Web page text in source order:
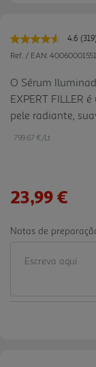
4.6 Leu
319
Link
a
(319)
Ref. / EAN:
O Sérum
EXPERT FILLER
pele radiante,
a sua fórmula
poder anti-
poluição, danos
corrigir e a
envelhecimento.
pele. É
799.67 €/Lt
23,99 €
Notas de